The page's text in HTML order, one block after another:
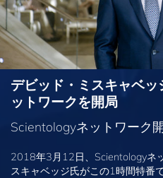
デビッド・ミスキャベッ
ットワークを開局
Scientologyネットワーク
2018年3月12日、Scientologyネ
スキャベッジ氏がこの1時間特番で